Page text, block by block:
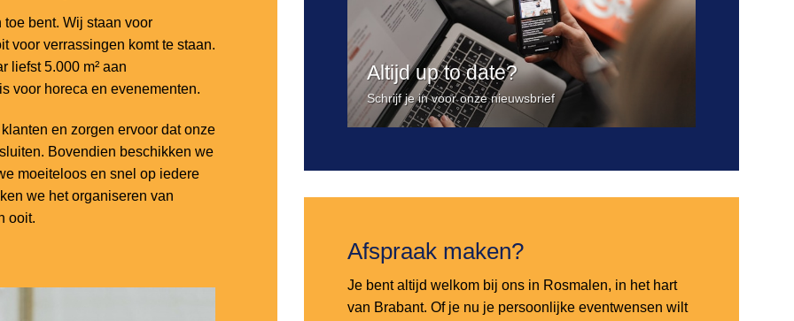
bent. Wij staan voor
voor verrassingen komt te staan.
liefst 5.000 m² aan
voor horeca en evenementen.
en zorgen ervoor dat onze
Bovendien beschikken we
moeiteloos en snel op iedere
we het organiseren van
ooit.
Altijd up to date?
Schrijf je in voor onze nieuwsbrief
Afspraak maken?
Je bent altijd welkom bij ons in Rosmalen, in het hart
van Brabant. Of je nu je persoonlijke eventwensen wilt